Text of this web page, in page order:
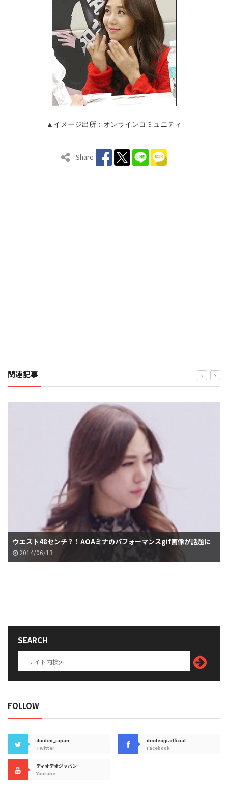
▲イメージ出所：オンラインコミュニティ
Share
関連記事
ウエスト48センチ？！AOAミナのパフォーマンスgif画像が話題に
2014/06/13
SEARCH
FOLLOW
diodeo_japan
Twitter
diodeojp.official
Facebook
ディオデオジャパン
Youtube